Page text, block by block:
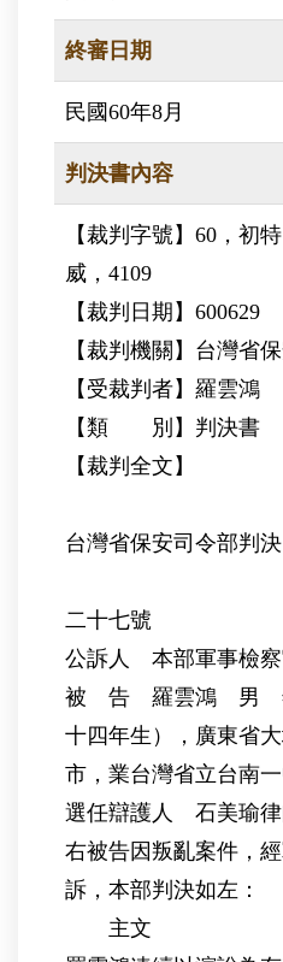
終審日期
民國60年8月
判決書內容
【裁判字號】60，初
威，4109
【裁判日期】600629
【裁判機關】台灣省
【受裁判者】羅雲鴻
【類 別】判決書
【裁判全文】
台灣省保安
(60)初
二十七號
公訴人 本部軍事檢
被 告 羅雲鴻 男 年
十四年生），廣東省
市，業台灣省立台南一
選任辯護人 石美瑜
右被告因叛亂案件，
訴，本部判決如左：
主文